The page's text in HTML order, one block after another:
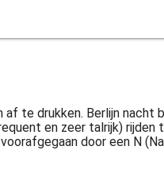
te drukken. Berlijn
en zeer talrijk)
door een N